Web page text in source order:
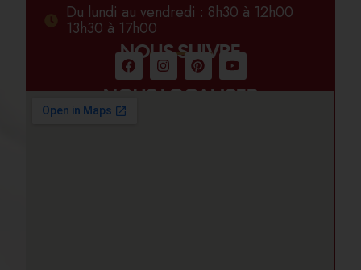
Du lundi au vendredi : 8h30 à 12h00
13h30 à 17h00
NOUS SUIVRE
NOUS LOCALISER